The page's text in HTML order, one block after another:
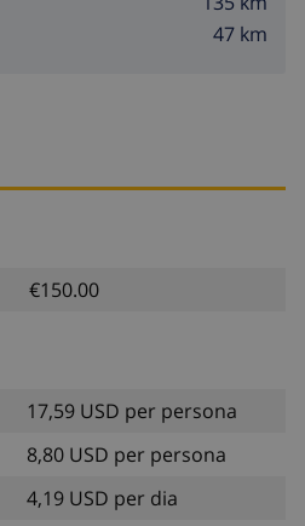
47 km
€150.00
17,59 USD per persona
8,80 USD per persona
4,19 USD per dia